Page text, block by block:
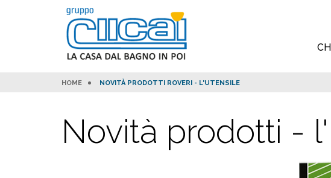
HOME NOVITÀ PRODOTTI ROVERI - L'UTENSILE
Novità prodotti -